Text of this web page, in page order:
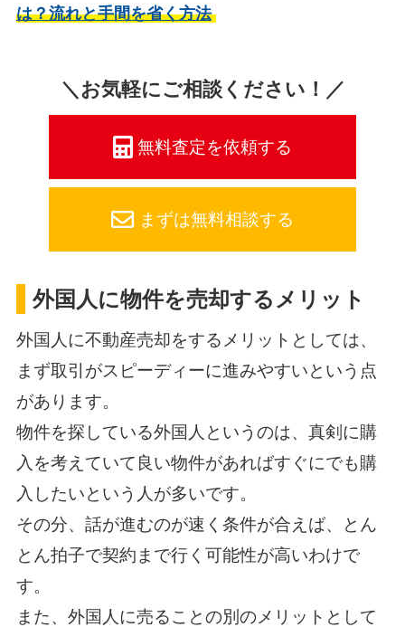
は？流れと手間を省く方法
＼お気軽にご相談ください！／
無料査定を依頼する
まずは無料相談する
外国人に物件を売却するメリット
外国人に不動産売却をするメリットとしては、
まず取引がスピーディーに進みやすいという点
があります。
物件を探している外国人というのは、真剣に購
入を考えていて良い物件があればすぐにでも購
入したいという人が多いです。
その分、話が進むのが速く条件が合えば、とん
とん拍子で契約まで行く可能性が高いわけで
す。
また、外国人に売ることの別のメリットとして